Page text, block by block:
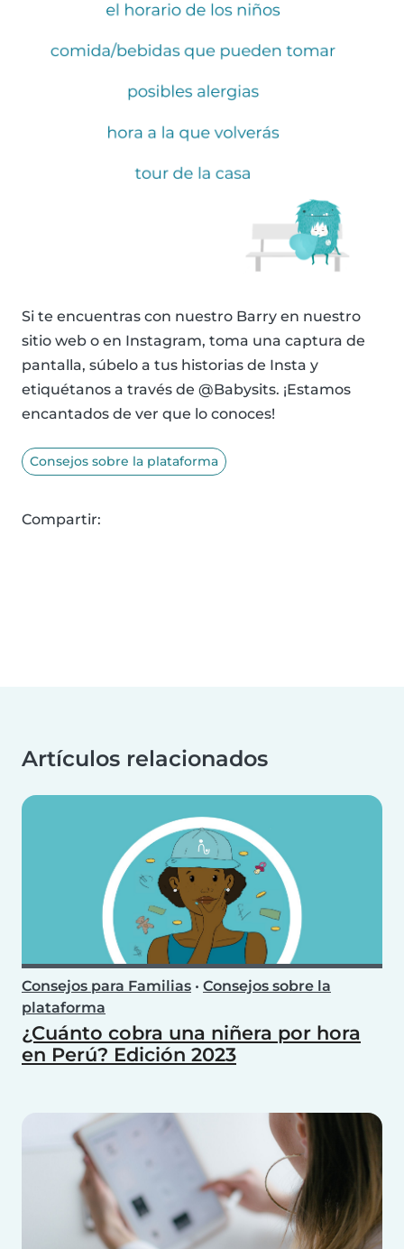
Si te encuentras con nuestro Barry en nuestro
sitio web o en Instagram, toma una captura de
pantalla, súbelo a tus historias de Insta y
etiquétanos a través de @Babysits. ¡Estamos
encantados de ver que lo conoces!
Consejos sobre la plataforma
Compartir:
Artículos relacionados
Consejos para Familias • Consejos sobre la
plataforma
¿Cuánto cobra una niñera por hora
en Perú? Edición 2023